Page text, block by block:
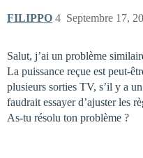
FILIPPO Septembre 17,
4
Salut, j’ai un problème
La puissance reçue est peut-
plusieurs sorties TV, s’il y a
faudrait essayer d’ajuster les
As-tu résolu ton problème ?